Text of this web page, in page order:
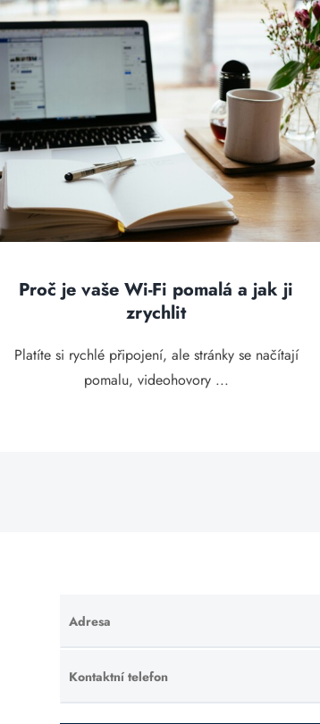
Proč je vaše Wi-Fi pomalá a jak ji
zrychlit
Platíte si rychlé připojení, ale stránky se načítají
pomalu, videohovory ...
Adresa
Ponechte
toto pole
prázdné.
Kontaktní telefon
Ponechte
toto pole